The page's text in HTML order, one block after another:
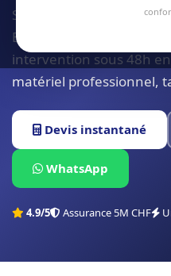
Service domotique et
Bienne et alentours.
intervention sous 48h
matériel professionnel,
Devis instantané
WhatsApp
4.9/5 Assurance 5M CHF